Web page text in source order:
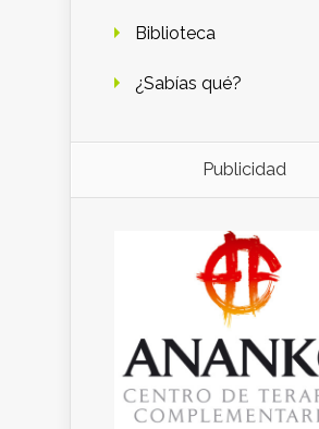
Biblioteca
¿Sabías qué?
Publicidad